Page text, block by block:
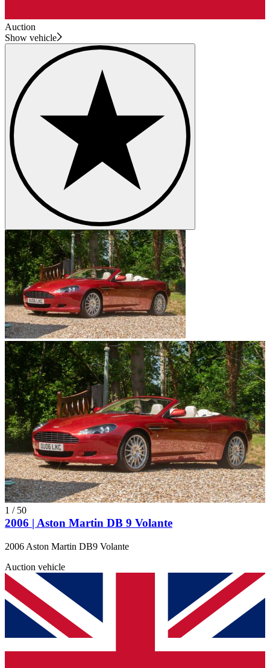
Auction
Show vehicle
1 / 50
2006 | Aston Martin DB 9 Volante
2006 Aston Martin DB9 Volante
Auction vehicle